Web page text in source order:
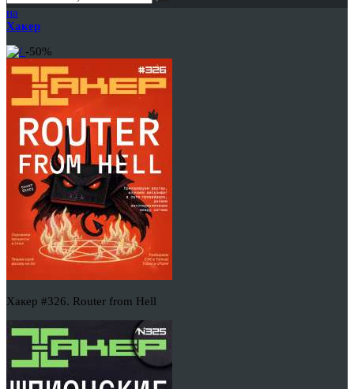
на
Хакер
-50%
Хакер #326. Router from Hell